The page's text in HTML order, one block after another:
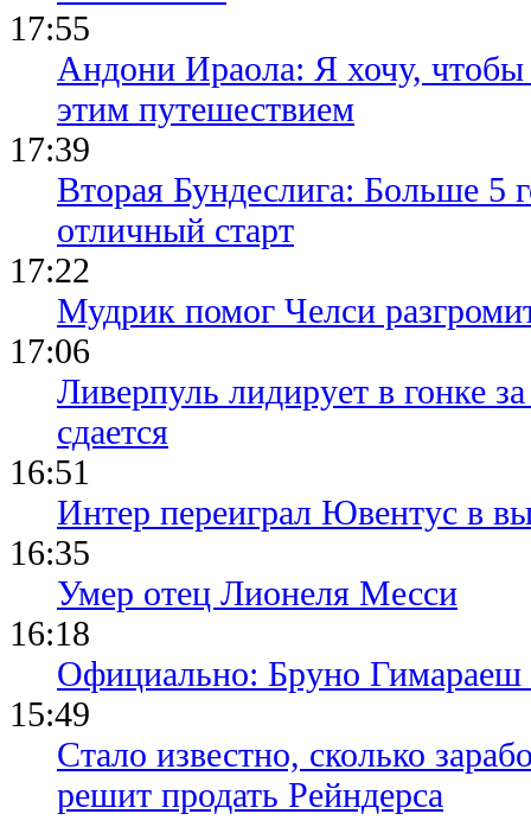
17:55
Андони Ираола: Я хочу, чтобы
этим путешествием
17:39
Вторая Бундеслига: Больше 5
отличный старт
17:22
Мудрик помог Челси
17:06
Ливерпуль лидирует в гонке
сдается
16:51
Интер переиграл Ювентус в
16:35
Умер отец Лионеля Месси
16:18
Официально: Бруно Гимараеш
15:49
Стало известно, сколько
решит продать Рейндерса